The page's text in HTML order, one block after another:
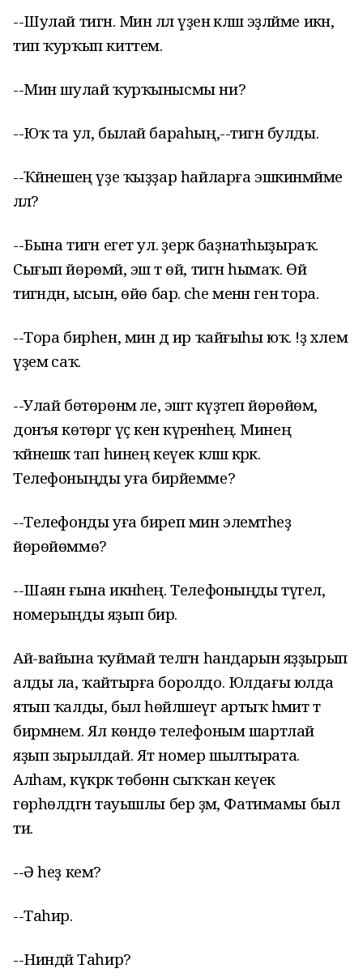
--Шулай тигән. Мин әллә үҙенә кәләш эҙләйме икән,
тип ҡурҡып киттем.
--Мин шулай ҡурҡынысмы ни?
--Юҡ та ул, былай бараһың,--тигән булды.
--Ҡәйнешең үҙе ҡыҙҙар һайларға эшкинмәйме
әллә?
--Бына тигән егет ул. әҙерәк баҙнатһыҙыраҡ.
Сығып йөрөмәй, эш тә өй, тигән һымаҡ. Өй
тигәндән, ысын, өйө бар. әсәһе менән генә тора.
--Тора бирһен, мин дә ир ҡайғыһы юҡ. !ҙ хәлем
үҙемә саҡ.
--Улай бөтөрөнмә әле, эштә күҙәтеп йөрөйөм,
донъя көтөргә әүәҫ кенә күренәһең. Минең
ҡәйнешкә тап һинең кеүек кәләш кәрәк.
Телефоныңды уға бирәйемме?
--Телефонды уға биреп мин элемтәһеҙ
йөрөйөммө?
--Шаян ғына икәнһең. Телефоныңды түгел,
номерыңды яҙып бир.
Ай-вайына ҡуймай теләгән һандарын яҙҙырып
алды ла, ҡайтырға боролдо. Юлдағы юлда
ятып ҡалды, был һөйләшеүгә артыҡ әһәмиәт тә
бирмәнем. Ял көндө телефоным шартлай
яҙып зырылдай. Ят номер шылтырата.
Алһам, күкрәк төбөнән сыҡҡан кеүек
гөрһөлдәгән тауышлы бер әҙәм, Фатимамы был
ти.
--Ә һеҙ кем?
--Таһир.
--Ниндәй Таһир?